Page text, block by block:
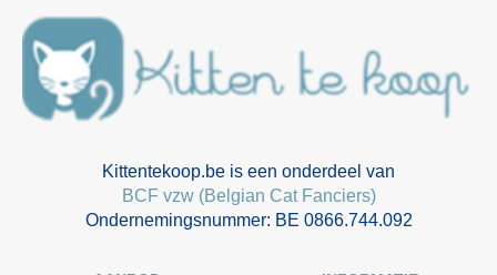
Kittentekoop.be is een onderdeel van
BCF vzw (Belgian Cat Fanciers)
Ondernemingsnummer: BE 0866.744.092